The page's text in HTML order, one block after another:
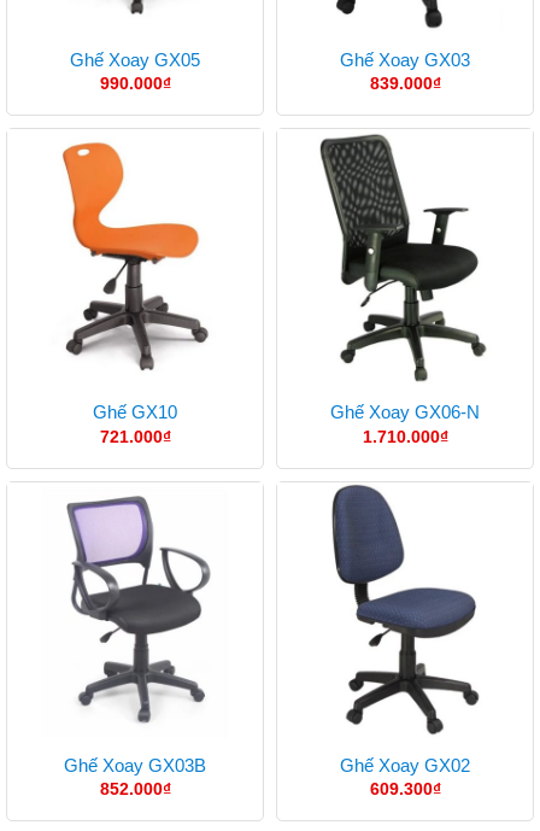
Ghế Xoay GX05
990.000₫
Ghế Xoay GX03
839.000₫
Ghế GX10
721.000₫
Ghế Xoay GX06-N
1.710.000₫
Ghế Xoay GX03B
852.000₫
Ghế Xoay GX02
609.300₫